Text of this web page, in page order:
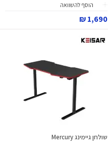
הוסף להשוואה
1,690 ₪
שולחן גיימינג Mercury